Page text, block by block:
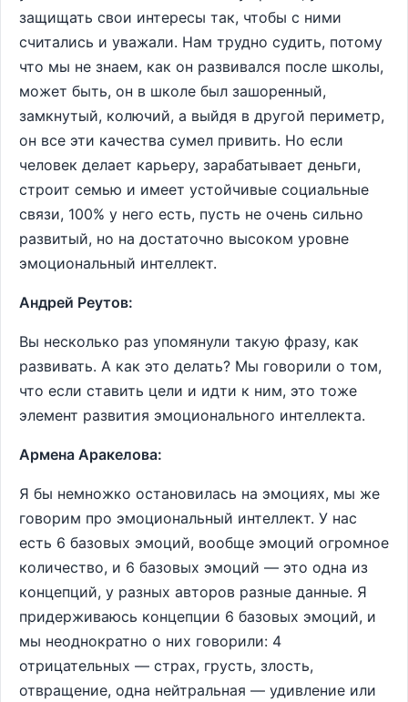
защищать свои интересы так, чтобы с ними
считались и уважали. Нам трудно судить, потому
что мы не знаем, как он развивался после школы,
может быть, он в школе был зашоренный,
замкнутый, колючий, а выйдя в другой периметр,
он все эти качества сумел привить. Но если
человек делает карьеру, зарабатывает деньги,
строит семью и имеет устойчивые социальные
связи, 100% у него есть, пусть не очень сильно
развитый, но на достаточно высоком уровне
эмоциональный интеллект.
Андрей Реутов:
Вы несколько раз упомянули такую фразу, как
развивать. А как это делать? Мы говорили о том,
что если ставить цели и идти к ним, это тоже
элемент развития эмоционального интеллекта.
Армена Аракелова:
Я бы немножко остановилась на эмоциях, мы же
говорим про эмоциональный интеллект. У нас
есть 6 базовых эмоций, вообще эмоций огромное
количество, и 6 базовых эмоций — это одна из
концепций, у разных авторов разные данные. Я
придерживаюсь концепции 6 базовых эмоций, и
мы неоднократно о них говорили: 4
отрицательных — страх, грусть, злость,
отвращение, одна нейтральная — удивление или